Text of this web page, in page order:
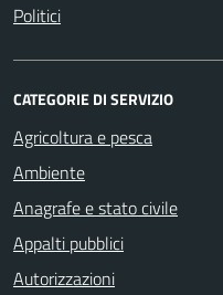
Politici
CATEGORIE DI SERVIZIO
Agricoltura e pesca
Ambiente
Anagrafe e stato civile
Appalti pubblici
Autorizzazioni